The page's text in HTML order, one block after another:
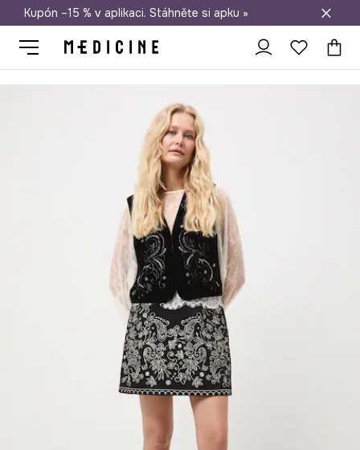
Doprava zdarma při nákupu nad 1 200 Kč
Kupón –15 % v aplikaci. Stáhněte si apku »